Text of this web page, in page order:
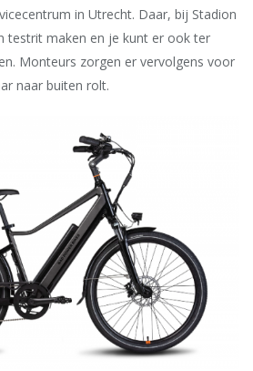
in Utrecht. Daar, bij Stadion
­testrit maken en je kunt er ook ter
Monteurs zorgen er vervolgens voor
naar ­buiten rolt.